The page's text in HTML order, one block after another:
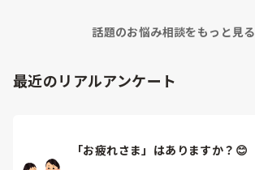
話題のお悩み相談をもっと見る
最近のリアルアンケート
「お疲れさま」はありますか？😊